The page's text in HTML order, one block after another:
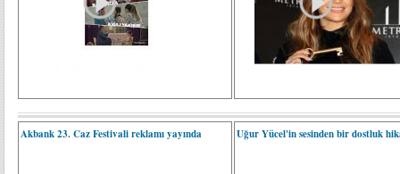
Akbank 23. Caz Festivali reklamı yayında Uğur Yücel'in sesinden bir dostluk